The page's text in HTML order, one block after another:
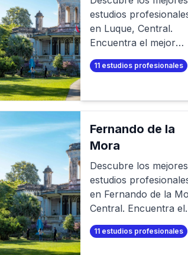
estudios
en Luque, Central.
Encuentra el mejor
fotógrafo para tu
de fotos profesional. O
propias fotos
profesionales en
minutos!
11 estudios profesionales
Fernando de la
Mora
Descubre los mejores
estudios
en Fernando de la
Central. Encuentra el
mejor fotógrafo para
sesión de fotos
11 estudios profesionales